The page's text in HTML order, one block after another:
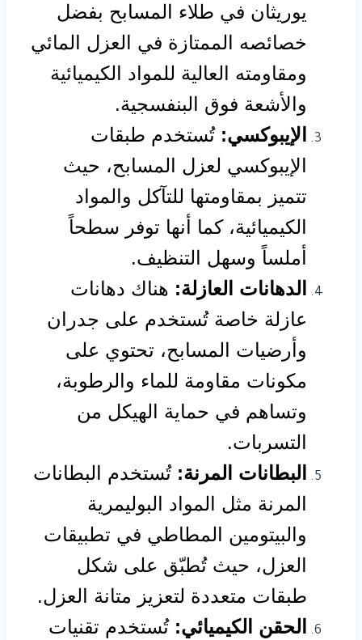
يوريثان في طلاء المسابح بفضل
خصائصه الممتازة في العزل المائي
ومقاومته العالية للمواد الكيميائية
والأشعة فوق البنفسجية.
الإيبوكسي: تُستخدم طبقات
الإيبوكسي لعزل المسابح، حيث
تتميز بمقاومتها للتآكل والمواد
الكيميائية، كما أنها توفر سطحاً
أملساً وسهل التنظيف.
الدهانات العازلة: هناك دهانات
عازلة خاصة تُستخدم على جدران
وأرضيات المسابح، تحتوي على
مكونات مقاومة للماء والرطوبة،
وتساهم في حماية الهيكل من
التسربات.
البطانات المرنة: تُستخدم البطانات
المرنة مثل المواد البوليمرية
والبيتومين المطاطي في تطبيقات
العزل، حيث تُطبّق على شكل
طبقات متعددة لتعزيز متانة العزل.
الحقن الكيميائي: تُستخدم تقنيات